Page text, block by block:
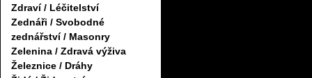
Zdraví / Léčitelství
Zednáři / Svobodné
zednářství / Masonry
Zelenina / Zdravá výživa
Železnice / Dráhy